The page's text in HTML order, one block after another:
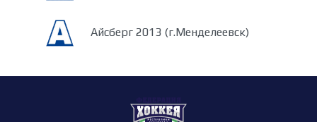
Айсберг 2013 (г.Менделеевск)